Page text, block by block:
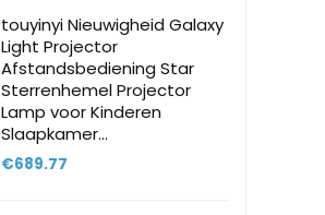
touyinyi Nieuwigheid Galaxy
Light Projector
Afstandsbediening Star
Sterrenhemel Projector
Lamp voor Kinderen
Slaapkamer…
€689.77